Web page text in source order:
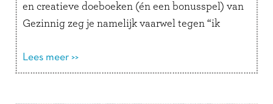
en creatieve doeboeken (én een bonusspel) van
Gezinnig zeg je namelijk vaarwel tegen “ik
Lees meer >>